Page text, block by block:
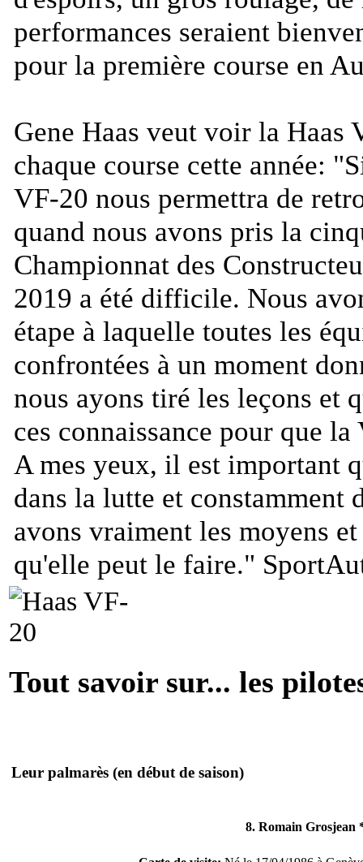
performances seraient
pour la première course en
Gene Haas veut voir la Haas
chaque course cette année: "
VF-20 nous permettra de
quand nous avons pris la
Championnat des
2019 a été difficile. Nous
étape à laquelle toutes les
confrontées à un moment
nous ayons tiré les leçons et
ces connaissance pour que
A mes yeux, il est important
dans la lutte et constamment
avons vraiment les moyens
qu'elle peut le faire."
Tout savoir sur... les
Leur palmarès (en début de saison)
8. Romain Grosjean